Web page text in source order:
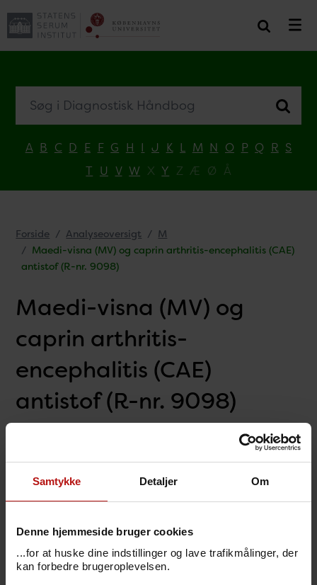
Samtykke Detaljer Om
Denne hjemmeside bruger cookies
...for at huske dine indstillinger og lave trafikmålinger, der
kan forbedre brugeroplevelsen.
A B C D E F G H I J K L M N O P Q R S
T U V W X Y Z Æ Ø Å
Forside Analyseoversigt
M
Maedi-visna (MV) og caprin arthritis-encephalitis (CAE)
antistof (R-nr. 9098)
Maedi-visna (MV) og
caprin arthritis-
encephalitis (CAE)
antistof (R-nr. 9098)
Indikation
Prøvemateriale, tidspunkt og evt.